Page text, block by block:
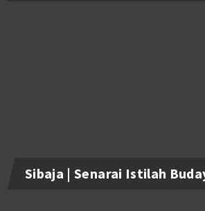
Sibaja | Senarai Istilah